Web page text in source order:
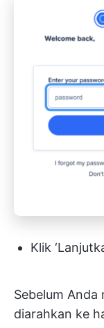
Klik
Sebelum Anda
diarahkan ke